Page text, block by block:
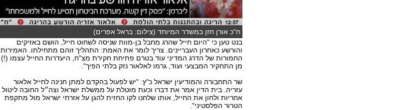
ח"כ אורן חזן במשדר המיוחד (צילום: בראל אפרים)
בנט טען כי "היום חייל שהרג מחבל בן-מוות שניסה לשחוט חייל, הושם באזיקים
והורשע כאחרון העבריינים. צריך לומר את האמת: התהליך זוהם מתחילתו. האמירות
החמורות של הדרג המדיני עוד בטרם פתיחת חקירת מצ"ח, היעדרות החייל עצמו (!)
מן התחקיר המבצעי ועוד, גרמו לאלאור נזק בלתי הפיך".
שר התחבורה והמודיעין ישראל כ"ץ: "יש לפעול בהקדם למתן חנינה לחייל אלאור
עזריה. בית הדין אמר את דברו וכעת מוטלת על ממשלת ישראל וצה״ל החובה ליטול
אחריות ולחון את החייל, אותו שלחנו לקו החזית להגן על אזרחי ישראל מול מתקפת
הטרור הפלסטיני".